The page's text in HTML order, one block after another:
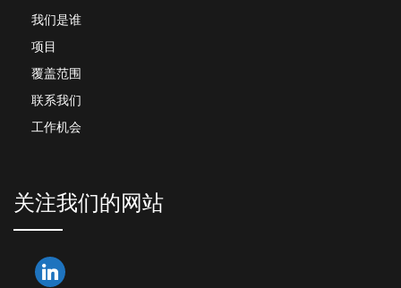
我们是谁
项目
覆盖范围
联系我们
工作机会
关注我们的网站